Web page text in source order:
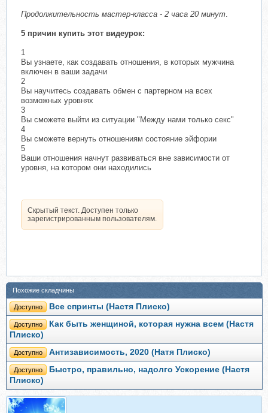
Продолжительность мастер-класса - 2 часа 20 минут.
5 причин купить этот видеурок:
1
Вы узнаете, как создавать отношения, в которых мужчина
включен в ваши задачи
2
Вы научитесь создавать обмен с партерном на всех
возможных уровнях
3
Вы сможете выйти из ситуации "Между нами только секс"
4
Вы сможете вернуть отношениям состояние эйфории
5
Ваши отношения начнут развиваться вне зависимости от
уровня, на котором они находились
Скрытый текст. Доступен только
зарегистрированным пользователям.
Похожие складчины
Доступно Все спринты (Настя Плиско)
Доступно
Как быть женщиной, которая нужна всем (Настя
Плиско)
Доступно Антизависимость, 2020 (Натя Плиско)
Доступно
Быстро, правильно, надолго Ускорение (Настя
Плиско)